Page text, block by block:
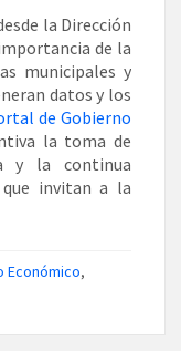
la Dirección
de la
municipales y
datos y los
de Gobierno
la toma de
y la continua
invitan a la
Económico,